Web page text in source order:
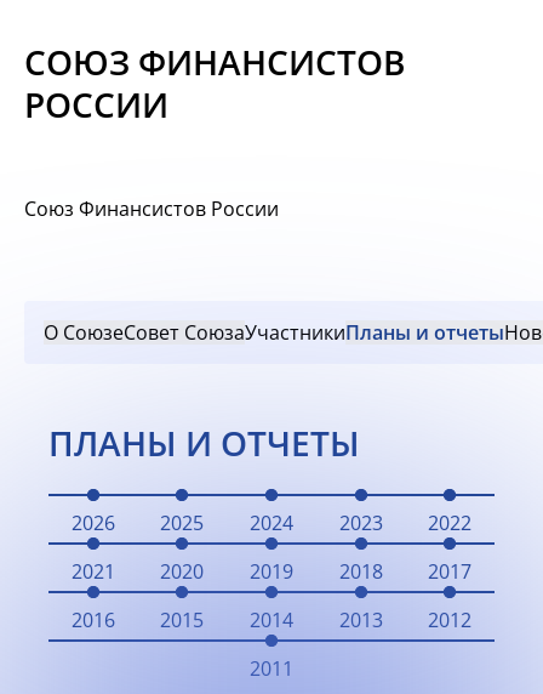
Материалы
СОЮЗ ФИНАНСИСТОВ
РОССИИ
Союз Финансистов России
О СоюзеСовет СоюзаУчастникиПланы и отчеты
ПЛАНЫ И ОТЧЕТЫ
2026 2025 2024 2023
2022
2021
2020 2019 2018
2017
2016
2015 2014 2013
2012
2011